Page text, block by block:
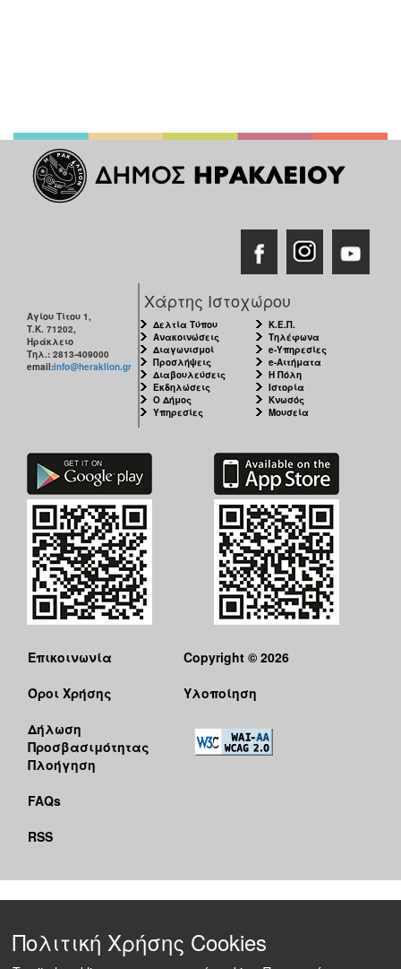
Αγίου Τίτου 1,
Τ.Κ. 71202,
Ηράκλειο
Τηλ.: 2813-409000
email:info@heraklion.gr
Χάρτης Ιστοχώρου
Δελτία Τύπου
Ανακοινώσεις
Διαγωνισμοί
Προσλήψεις
Διαβουλεύσεις
Εκδηλώσεις
Ο Δήμος
Υπηρεσίες
Κ.Ε.Π.
Τηλέφωνα
e-Υπηρεσίες
e-Αιτήματα
Η Πόλη
Ιστορία
Κνωσός
Μουσεία
Επικοινωνία
Όροι Χρήσης
Δήλωση
Προσβασιμότητας
Πλοήγηση
FAQs
RSS
Copyright © 2026
Υλοποίηση
Πολιτική Χρήσης Cookies